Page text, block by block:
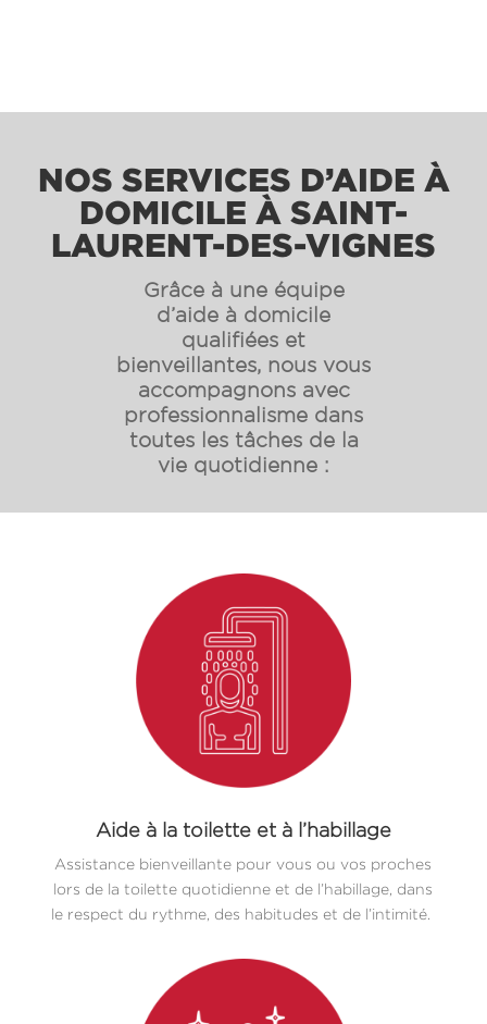
NOS SERVICES D’AIDE À
DOMICILE À SAINT-
LAURENT-DES-VIGNES
Grâce à une équipe
d’aide à domicile
qualifiées et
bienveillantes, nous vous
accompagnons avec
professionnalisme dans
toutes les tâches de la
vie quotidienne :
Aide à la toilette et à l’habillage
Assistance bienveillante pour vous ou vos proches
lors de la toilette quotidienne et de l’habillage, dans
le respect du rythme, des habitudes et de l’intimité.